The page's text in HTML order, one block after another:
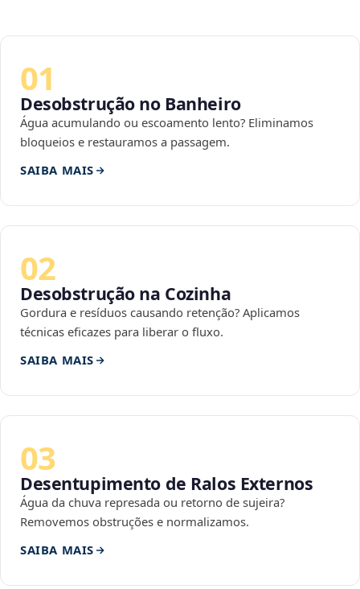
01
Desobstrução no Banheiro
Água acumulando ou escoamento lento? Eliminamos
bloqueios e restauramos a passagem.
SAIBA MAIS
02
Desobstrução na Cozinha
Gordura e resíduos causando retenção? Aplicamos
técnicas eficazes para liberar o fluxo.
SAIBA MAIS
03
Desentupimento de Ralos Externos
Água da chuva represada ou retorno de sujeira?
Removemos obstruções e normalizamos.
SAIBA MAIS